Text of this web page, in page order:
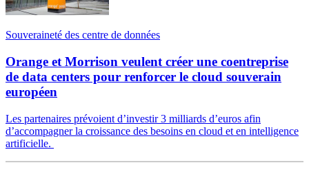
Souveraineté des centre de données
Orange et Morrison veulent créer une coentreprise
de data centers pour renforcer le cloud souverain
européen
Les partenaires prévoient d’investir 3 milliards d’euros afin
d’accompagner la croissance des besoins en cloud et en intelligence
artificielle.